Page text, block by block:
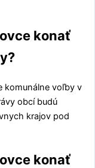
konať
komunálne voľby v
obcí budú
krajov pod
konať